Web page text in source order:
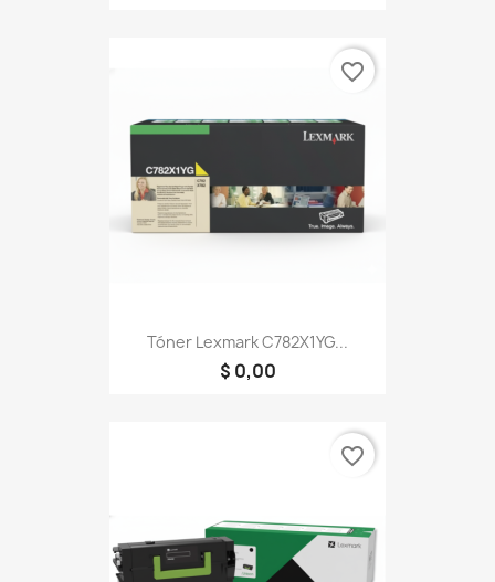
Tóner Lexmark C782X1YG...
$ 0,00
favorite_border
favorite_border